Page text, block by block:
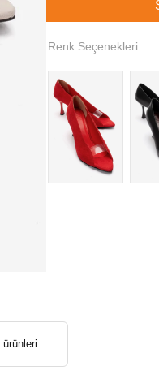
Renk Seçenekleri
ürünleri